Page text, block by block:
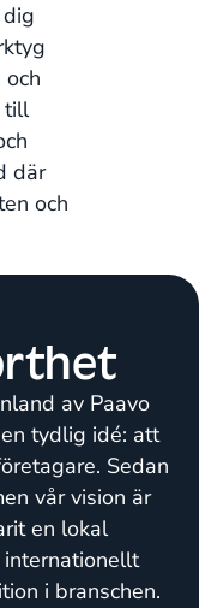
till
där
och
av Paavo
tydlig idé: att
Sedan
vår vision är
en lokal
i branschen.